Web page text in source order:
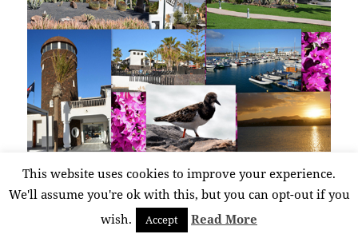
está ubicado en la parte central de la costa este de la
isla, lo que la convierte en un punto de partida
inmejorable para hacer excursiones de un día por
ella. En uno de los paseos costeros nos acercamos
This website uses cookies to improve your experience.
We'll assume you're ok with this, but you can opt-out if you
wish.
Accept Read More